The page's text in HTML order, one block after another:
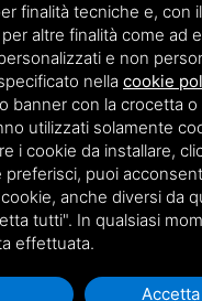
44124 FERRARA
reCAPTCHA v3,
finalità tecniche e, con
altre finalità come ad
e non
nella cookie
banner con la crocetta o
utilizzati solamente
i cookie da installare,
preferisci, puoi
anche diversi da
tutti". In qualsiasi
effettuata.